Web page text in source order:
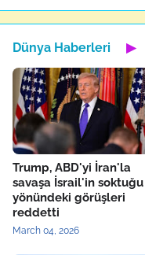
Dünya Haberleri ▶
Trump, ABD'yi İran'la
savaşa İsrail'in soktuğu
yönündeki görüşleri
reddetti
March 04, 2026